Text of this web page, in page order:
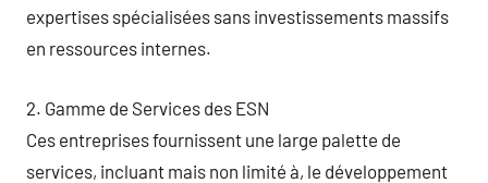
expertises spécialisées sans investissements massifs
en ressources internes.
2. Gamme de Services des ESN
Ces entreprises fournissent une large palette de
services, incluant mais non limité à, le développement